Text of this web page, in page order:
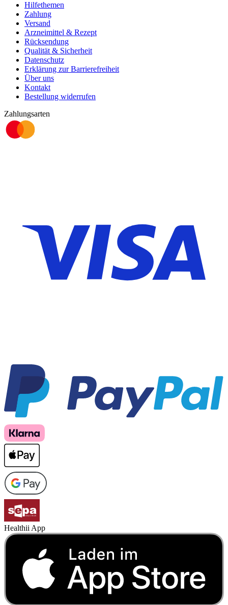
Hilfethemen
Zahlung
Versand
Arzneimittel & Rezept
Rücksendung
Qualität & Sicherheit
Datenschutz
Erklärung zur Barrierefreiheit
Über uns
Kontakt
Bestellung widerrufen
Zahlungsarten
Healthii App